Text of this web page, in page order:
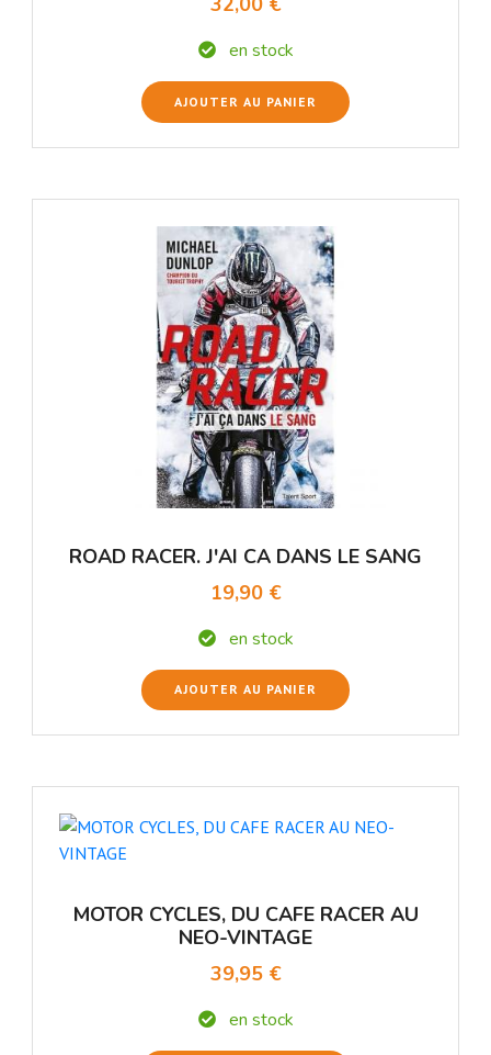
en stock
AJOUTER AU PANIER
ROAD RACER. J'AI CA DANS LE SANG
19,90 €
en stock
AJOUTER AU PANIER
MOTOR CYCLES, DU CAFE RACER AU
NEO-VINTAGE
39,95 €
en stock